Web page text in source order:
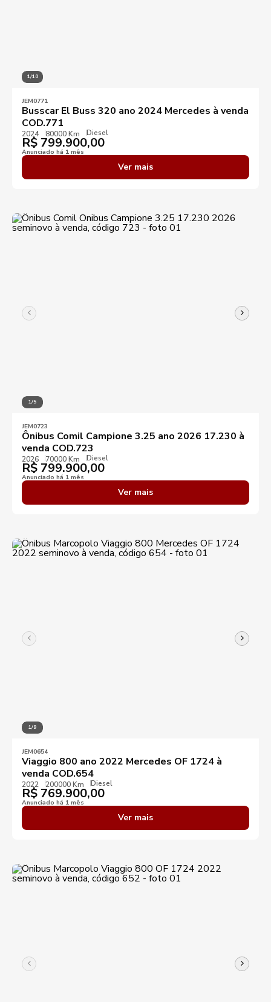
1/10
JEM0771
Busscar El Buss 320 ano 2024 Mercedes à venda
COD.771
2024 80000 Km Diesel
R$ 799.900,00
Anunciado há 1 mês
Ver mais
1/5
JEM0723
Ônibus Comil Campione 3.25 ano 2026 17.230 à
venda COD.723
2026 70000 Km Diesel
R$ 799.900,00
Anunciado há 1 mês
Ver mais
1/9
JEM0654
Viaggio 800 ano 2022 Mercedes OF 1724 à
venda COD.654
2022 200000 Km Diesel
R$ 769.900,00
Anunciado há 1 mês
Ver mais